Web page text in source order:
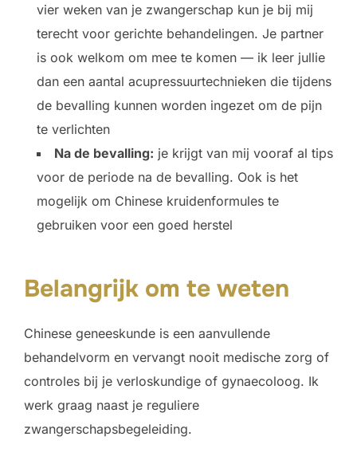
vier weken van je zwangerschap kun je bij mij
terecht voor gerichte behandelingen. Je partner
is ook welkom om mee te komen — ik leer jullie
dan een aantal acupressuurtechnieken die tijdens
de bevalling kunnen worden ingezet om de pijn
te verlichten
Na de bevalling: je krijgt van mij vooraf al tips
voor de periode na de bevalling. Ook is het
mogelijk om Chinese kruidenformules te
gebruiken voor een goed herstel
Belangrijk om te weten
Chinese geneeskunde is een aanvullende
behandelvorm en vervangt nooit medische zorg of
controles bij je verloskundige of gynaecoloog. Ik
werk graag naast je reguliere
zwangerschapsbegeleiding.